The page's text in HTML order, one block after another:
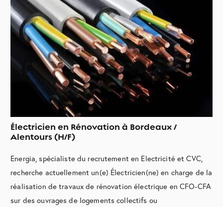
Électricien en Rénovation à Bordeaux /
Alentours (H/F)
Energia, spécialiste du recrutement en Electricité et CVC,
recherche actuellement un(e) Électricien(ne) en charge de la
réalisation de travaux de rénovation électrique en CFO-CFA
sur des ouvrages de logements collectifs ou